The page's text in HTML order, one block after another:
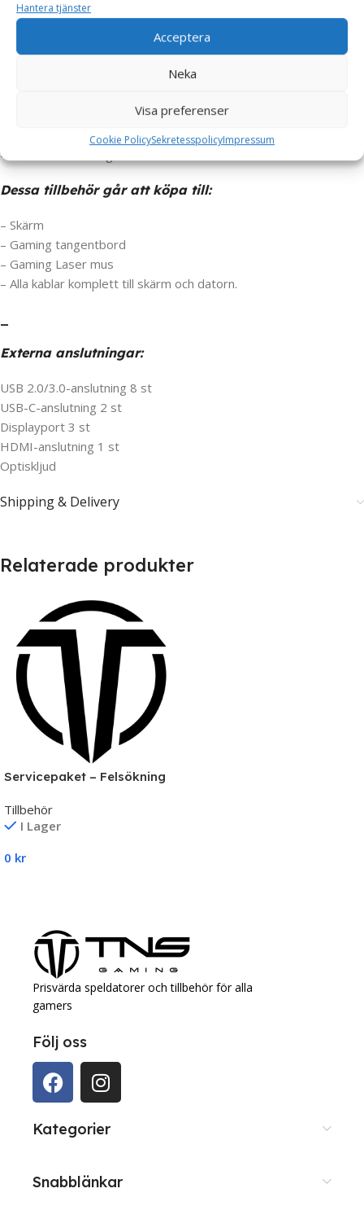
Hantera tjänster
Acceptera
Neka
Visa preferenser
Cookie PolicySekretesspolicyImpressum
Datorn är ny installerad med:
Drivrutiner = Klar att börja användas!
– HP OMEN Gamingdator
Dessa tillbehör går att köpa till:
– Skärm
– Gaming tangentbord
– Gaming Laser mus
– Alla kablar komplett till skärm och datorn.
Externa anslutningar:
USB 2.0/3.0-anslutning 8 st
USB-C-anslutning 2 st
Displayport 3 st
HDMI-anslutning 1 st
Optiskljud
Shipping & Delivery
Relaterade produkter
Servicepaket – Felsökning
TNS Gaming
Tillbehör
I Lager
0 kr
Prisvärda speldatorer och tillbehör för alla
gamers
Följ oss
Kategorier
Snabblänkar